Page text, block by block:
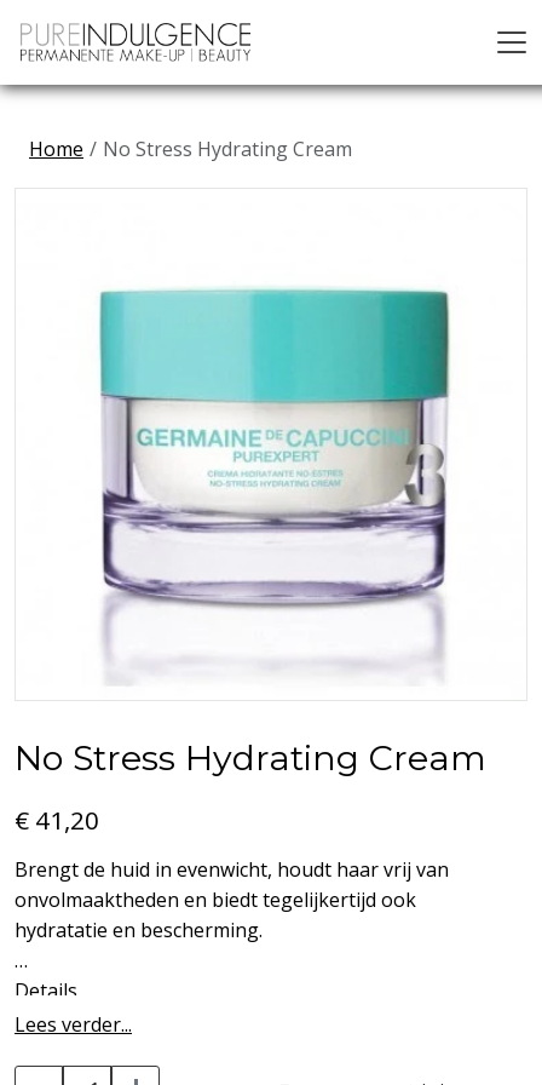
Home No Stress Hydrating Cream
No Stress Hydrating Cream
€ 41,20
Brengt de huid in evenwicht, houdt haar vrij van
onvolmaaktheden en biedt tegelijkertijd ook
hydratatie en bescherming.
Details
Stap 3: Normale tot gemengde huid
Lees verder...